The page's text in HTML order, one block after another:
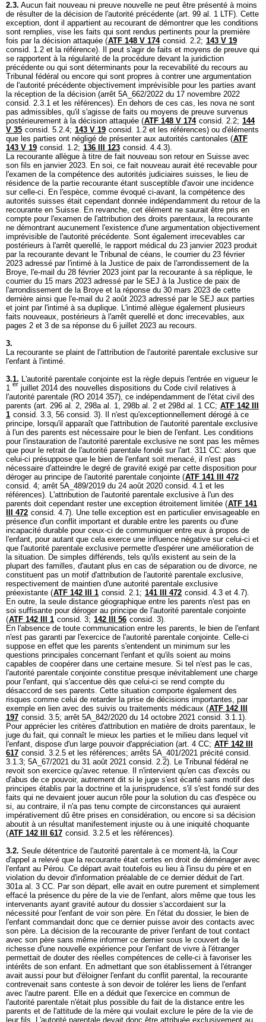
2.3. Aucun fait nouveau ni preuve nouvelle ne peut être présenté à moins
de résulter de la décision de l'autorité précédente (art. 99 al. 1 LTF). Cette
exception, dont il appartient au recourant de démontrer que les conditions
sont remplies, vise les faits qui sont rendus pertinents pour la première
fois par la décision attaquée (ATF 148 V 174 consid. 2.2; 143 V 19
consid. 1.2 et la référence). Il peut s'agir de faits et moyens de preuve qui
se rapportent à la régularité de la procédure devant la juridiction
précédente ou qui sont déterminants pour la recevabilité du recours au
Tribunal fédéral ou encore qui sont propres à contrer une argumentation
de l'autorité précédente objectivement imprévisible pour les parties avant
la réception de la décision (arrêt 5A_662/2022 du 17 novembre 2022
consid. 2.3.1 et les références). En dehors de ces cas, les nova ne sont
pas admissibles, qu'il s'agisse de faits ou moyens de preuve survenus
postérieurement à la décision attaquée (ATF 148 V 174 consid. 2.2; 144
V 35 consid. 5.2.4; 143 V 19 consid. 1.2 et les références) ou d'éléments
que les parties ont négligé de présenter aux autorités cantonales (ATF
143 V 19 consid. 1.2; 136 III 123 consid. 4.4.3).
La recourante allègue à titre de fait nouveau son retour en Suisse avec
son fils en janvier 2023. En soi, ce fait nouveau aurait été recevable pour
l'examen de la compétence des autorités judiciaires suisses, le lieu de
résidence de la partie recourante étant susceptible d'avoir une incidence
sur celle-ci. En l'espèce, comme évoqué ci-avant, la compétence des
autorités suisses était cependant donnée indépendamment du retour de la
recourante en Suisse. En revanche, cet élément ne saurait être pris en
compte pour l'examen de l'attribution des droits parentaux, la recourante
ne démontrant aucunement l'existence d'une argumentation objectivement
imprévisible de l'autorité précédente. Sont également irrecevables car
postérieurs à l'arrêt querellé, le rapport médical du 23 janvier 2023 produit
par la recourante devant le Tribunal de céans, le courrier du 23 février
2023 adressé par l'intimé à la Justice de paix de l'arrondissement de la
Broye, l'e-mail du 28 février 2023 joint par la recourante à sa réplique, le
courrier du 15 mars 2023 adressé par le SEJ à la Justice de paix de
l'arrondissement de la Broye et la réponse du 30 mars 2023 de cette
dernière ainsi que l'e-mail du 2 août 2023 adressé par le SEJ aux parties
et joint par l'intimé à sa duplique. L'intimé allègue également plusieurs
faits nouveaux, postérieurs à l'arrêt querellé et donc irrecevables, aux
pages 2 et 3 de sa réponse du 6 juillet 2023 au recours.
3.
La recourante se plaint de l'attribution de l'autorité parentale exclusive sur
l'enfant à l'intimé.
3.1. L'autorité parentale conjointe est la règle depuis l'entrée en vigueur le
1 er juillet 2014 des nouvelles dispositions du Code civil relatives à
l'autorité parentale (RO 2014 357), ce indépendamment de l'état civil des
parents (art. 296 al. 2, 298a al. 1, 298b al. 2 et 298d al. 1 CC; ATF 142 III
1 consid. 3.3, 56 consid. 3). Il n'est qu'exceptionnellement dérogé à ce
principe, lorsqu'il apparaît que l'attribution de l'autorité parentale exclusive
à l'un des parents est nécessaire pour le bien de l'enfant. Les conditions
pour l'instauration de l'autorité parentale exclusive ne sont pas les mêmes
que pour le retrait de l'autorité parentale fondé sur l'art. 311 CC: alors que
celui-ci présuppose que le bien de l'enfant soit menacé, il n'est pas
nécessaire d'atteindre le degré de gravité exigé par cette disposition pour
déroger au principe de l'autorité parentale conjointe (ATF 141 III 472
consid. 4; arrêt 5A_489/2019 du 24 août 2020 consid. 4.1 et les
références). L'attribution de l'autorité parentale exclusive à l'un des
parents doit cependant rester une exception étroitement limitée (ATF 141
III 472 consid. 4.7). Une telle exception est en particulier envisageable en
présence d'un conflit important et durable entre les parents ou d'une
incapacité durable pour ceux-ci de communiquer entre eux à propos de
l'enfant, pour autant que cela exerce une influence négative sur celui-ci et
que l'autorité parentale exclusive permette d'espérer une amélioration de
la situation. De simples différends, tels qu'ils existent au sein de la
plupart des familles, d'autant plus en cas de séparation ou de divorce, ne
constituent pas un motif d'attribution de l'autorité parentale exclusive,
respectivement de maintien d'une autorité parentale exclusive
préexistante (ATF 142 III 1 consid. 2.1; 141 III 472 consid. 4.3 et 4.7).
En outre, la seule distance géographique entre les parents n'est pas en
soi suffisante pour déroger au principe de l'autorité parentale conjointe
(ATF 142 III 1 consid. 3; 142 III 56 consid. 3).
En l'absence de toute communication entre les parents, le bien de l'enfant
n'est pas garanti par l'exercice de l'autorité parentale conjointe. Celle-ci
suppose en effet que les parents s'entendent un minimum sur les
questions principales concernant l'enfant et qu'ils soient au moins
capables de coopérer dans une certaine mesure. Si tel n'est pas le cas,
l'autorité parentale conjointe constitue presque inévitablement une charge
pour l'enfant, qui s'accentue dès que celui-ci se rend compte du
désaccord de ses parents. Cette situation comporte également des
risques comme celui de retarder la prise de décisions importantes, par
exemple en lien avec des suivis ou traitements médicaux (ATF 142 III
197 consid. 3.5; arrêt 5A_842/2020 du 14 octobre 2021 consid. 3.1.1).
Pour apprécier les critères d'attribution en matière de droits parentaux, le
juge du fait, qui connaît le mieux les parties et le milieu dans lequel vit
l'enfant, dispose d'un large pouvoir d'appréciation (art. 4 CC; ATF 142 III
617 consid. 3.2.5 et les références; arrêts 5A_401/2021 précité consid.
3.1.3; 5A_67/2021 du 31 août 2021 consid. 2.2). Le Tribunal fédéral ne
revoit son exercice qu'avec retenue. Il n'intervient qu'en cas d'excès ou
d'abus de ce pouvoir, autrement dit si le juge s'est écarté sans motif des
principes établis par la doctrine et la jurisprudence, s'il s'est fondé sur des
faits qui ne devaient jouer aucun rôle pour la solution du cas d'espèce ou
si, au contraire, il n'a pas tenu compte de circonstances qui auraient
impérativement dû être prises en considération, ou encore si sa décision
aboutit à un résultat manifestement injuste ou à une iniquité choquante
(ATF 142 III 617 consid. 3.2.5 et les références).
3.2. Seule détentrice de l'autorité parentale à ce moment-là, la Cour
d'appel a relevé que la recourante était certes en droit de déménager avec
l'enfant au Pérou. Ce départ avait toutefois eu lieu à l'insu du père et en
violation du devoir d'information préalable de ce dernier déduit de l'art.
301a al. 3 CC. Par son départ, elle avait en outre purement et simplement
effacé la présence du père de la vie de l'enfant, alors même que tous les
intervenants ayant gravité autour du dossier s'accordaient sur la
nécessité pour l'enfant de voir son père. En l'état du dossier, le bien de
l'enfant commandait donc que ce dernier puisse avoir des contacts avec
son père. La décision de la recourante de priver l'enfant de tout contact
avec son père sans même informer ce dernier sous le couvert de la
richesse d'une nouvelle expérience pour l'enfant de vivre à l'étranger
permettait de douter des réelles compétences de celle-ci à favoriser les
intérêts de son enfant. En admettant que son établissement à l'étranger
avait aussi pour but d'éloigner l'enfant du conflit parental, la recourante
contrevenait sans conteste à son devoir de tolérer les liens de l'enfant
avec l'autre parent. Elle en a déduit que l'exercice en commun de
l'autorité parentale n'était plus possible du fait de la distance entre les
parents et de l'attitude de la mère qui voulait exclure le père de la vie de
leur fils. L'autorité parentale devait donc être attribuée exclusivement au